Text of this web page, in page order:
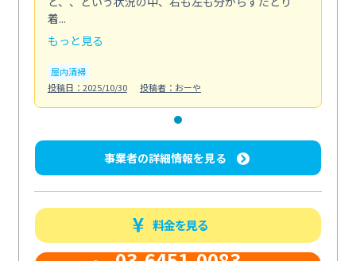
着...
もっと見る
屋内清掃
投稿日：2025/10/30
投稿者：おーや
事業者の詳細情報を見る
料金を見る